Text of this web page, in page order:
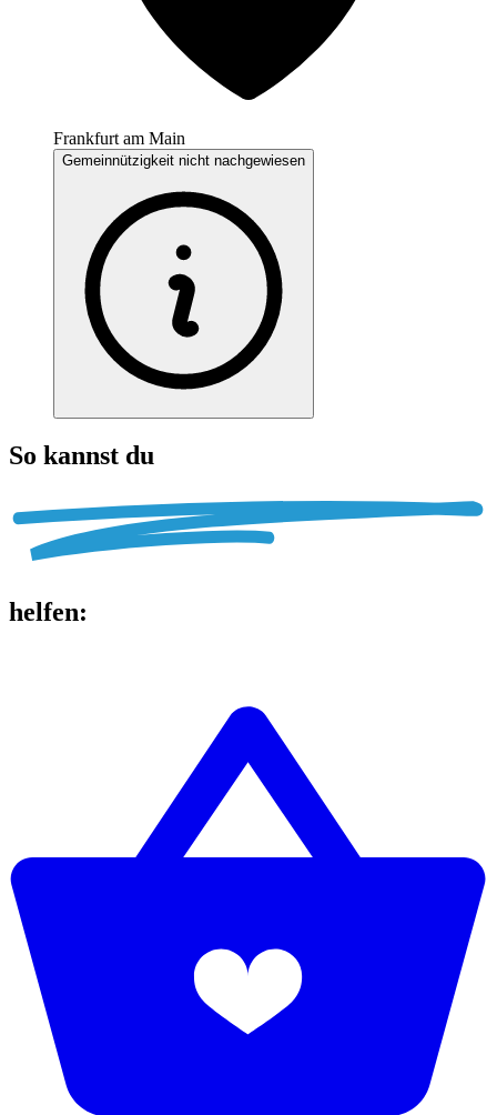
Frankfurt am Main
Gemeinnützigkeit nicht nachgewiesen
So kannst du
helfen: